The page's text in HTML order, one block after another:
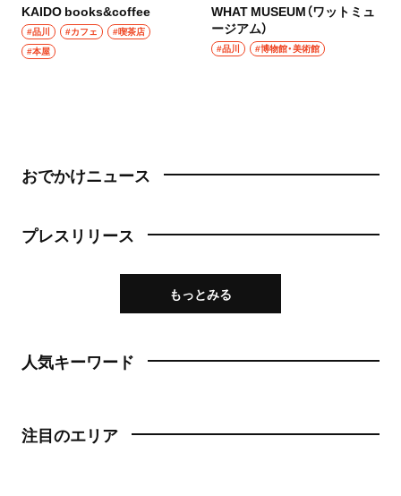
KAIDO books&coffee
#品川 #カフェ
#喫茶店
#本屋
WHAT MUSEUM（ワットミュ
ージアム）
#品川 #博物館・美術館
おでかけニュース
プレスリリース
もっとみる
人気キーワード
注目のエリア